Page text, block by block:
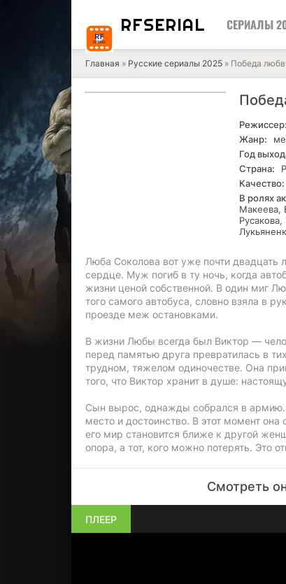
RFSERIAL СЕРИАЛЫ
Главная » Русские сериалы 2025 » Победа
Режиссер:
Жанр:
Год
Страна:
Качество:
В ролях
Макеева,
Люба Соколова вот уже почти двадцать
сердце. Муж погиб в ту ночь, когда
жизни ценой собственной. В один миг
того самого автобуса, словно взяла в
проезде меж остановками.
В жизни Любы всегда был Виктор —
перед памятью друга превратилась в
трудном, тяжелом одиночестве. Она
того, что Виктор хранит в душе:
Сын вырос, однажды собрался в армию.
место и достоинство. В этот момент
его мир становится ближе к другой
опора, а тот, кого можно потерять. Это
Смотреть
ПЛЕЕР